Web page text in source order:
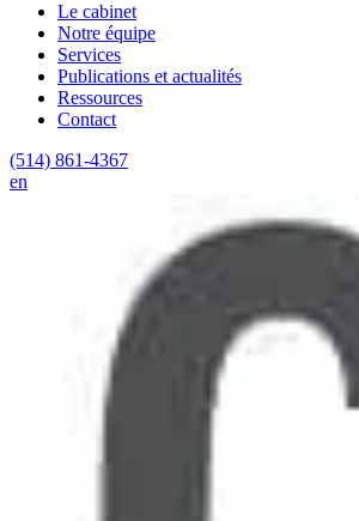
Le cabinet
Notre équipe
Services
Publications et actualités
Ressources
Contact
(514) 861-4367
en